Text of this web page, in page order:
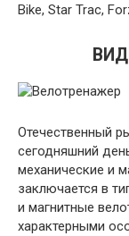
Bike, Star Trac,
Отечественный
сегодняшний
механические и
заключается в
и магнитные
характерными